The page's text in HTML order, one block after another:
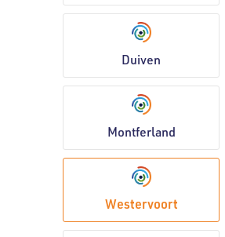
Duiven
Montferland
Westervoort